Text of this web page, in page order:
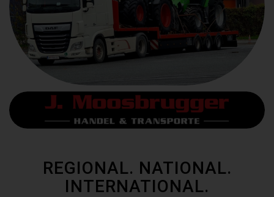
REGIONAL. NATIONAL.
INTERNATIONAL.